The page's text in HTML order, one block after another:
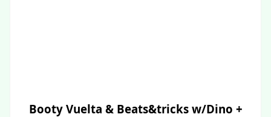
Booty Vuelta & Beats&tricks w/Dino +